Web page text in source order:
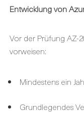
Entwicklung von
Vor der Prüfung AZ-
vorweisen:
Mindestens ein
Grundlegendes